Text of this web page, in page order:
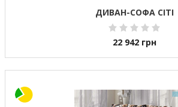
ДИВАН-СОФА СІТІ
22 942 грн